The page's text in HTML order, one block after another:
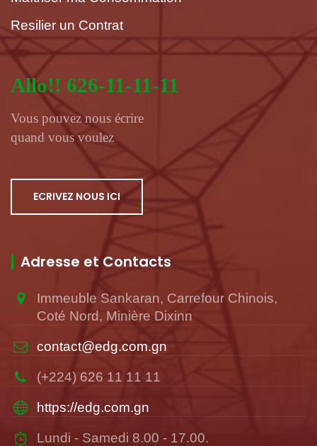
Resilier un Contrat
Allo!! 626-11-11-11
Vous pouvez nous écrire
quand vous voulez
ECRIVEZ NOUS ICI
Adresse et Contacts
Immeuble Sankaran, Carrefour Chinois,
Coté Nord, Minière Dixinn
contact@edg.com.gn
(+224) 626 11 11 11
https://edg.com.gn
Lundi - Samedi 8.00 - 17.00.